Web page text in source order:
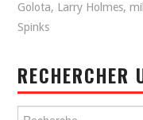
Golota, Larry Holmes,
Spinks
RECHERCHER